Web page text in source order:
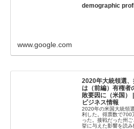
demographic
www.google.com
2020年大統領選
は（前編）有権者
敗要因に（米国）
ビジネス情報
2020年の米国大統領
利した。得票数で700
った。接戦だった州
挙に与えた影響を読